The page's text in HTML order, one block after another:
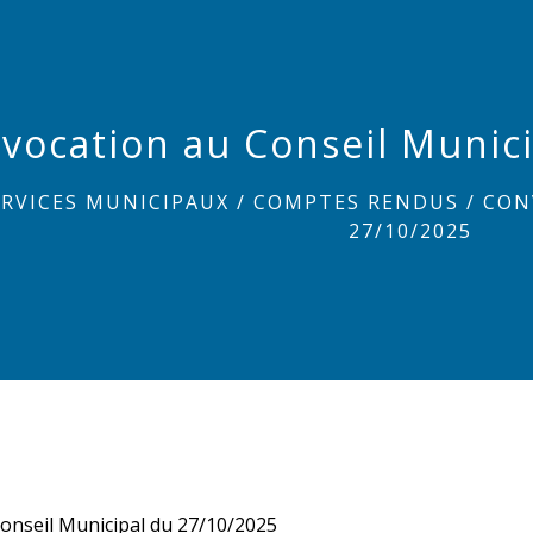
au Conseil
MUNICIPAUX / COMPTES RENDUS /
27/10/2025
Municipal du 27/10/2025